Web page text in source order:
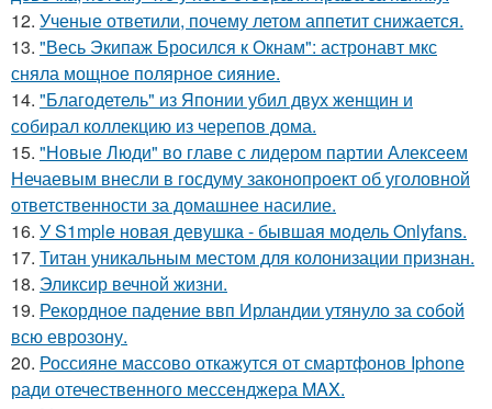
12. Ученые ответили, почему летом аппетит снижается.
13. "Весь Экипаж Бросился к Окнам": астронавт мкс
сняла мощное полярное сияние.
14. "Благодетель" из Японии убил двух женщин и
собирал коллекцию из черепов дома.
15. "Новые Люди" во главе с лидером партии Алексеем
Нечаевым внесли в госдуму законопроект об уголовной
ответственности за домашнее насилие.
16. У S1mple новая девушка - бывшая модель Onlyfans.
17. Титан уникальным местом для колонизации признан.
18. Эликсир вечной жизни.
19. Рекордное падение ввп Ирландии утянуло за собой
всю еврозону.
20. Россияне массово откажутся от смартфонов Iphone
ради отечественного мессенджера MAX.